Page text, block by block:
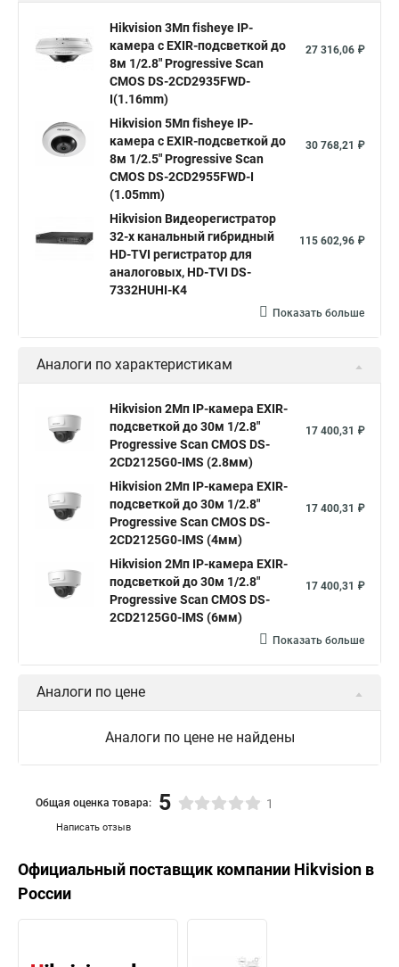
Hikvision купить Hikvision уличная ip камера
Hikvision poe
Hikvision 2 8 mm Hikvision camera Hikvision 2cd1148 i b
Видеонаблюдение Ip видеокамеры
Hikvision 2cd2142fwd
Hikvision ds 2cd1148 hikvision ds 2cd1148 i b
hikvision ds 2cd2042wd i Видеокамера hikvision
Видеокамеры hikvision ds
Камера Hikvision ds 2ce16d8t
Видеокамера hikvision hiwatch
Камера Hikvision ds 2cd2442fwd
Уличная камера Hikvision ip camera
Hikvision поворотная камера Hikvision купольная
Нikvision микрофон Hikvision поворотная
Hikvision порты
Hikvision 3Мп fisheye IP-
камера c EXIR-подсветкой до
8м 1/2.8" Progressive Scan
CMOS DS-2CD2935FWD-
I(1.16mm)
27 316,06 ₽
Hikvision 5Мп fisheye IP-
камера c EXIR-подсветкой до
8м 1/2.5" Progressive Scan
CMOS DS-2CD2955FWD-I
(1.05mm)
30 768,21 ₽
Hikvision Видеорегистратор
32-х канальный гибридный
HD-TVI регистратор для
аналоговых, HD-TVI DS-
7332HUHI-K4
115 602,96 ₽
Показать больше
Аналоги по характеристикам
Hikvision 2Мп IP-камера EXIR-
подсветкой до 30м 1/2.8"
Progressive Scan CMOS DS-
2CD2125G0-IMS (2.8мм)
17 400,31 ₽
Hikvision 2Мп IP-камера EXIR-
подсветкой до 30м 1/2.8"
Progressive Scan CMOS DS-
2CD2125G0-IMS (4мм)
17 400,31 ₽
Hikvision 2Мп IP-камера EXIR-
подсветкой до 30м 1/2.8"
Progressive Scan CMOS DS-
2CD2125G0-IMS (6мм)
17 400,31 ₽
Показать больше
Аналоги по цене
Аналоги по цене не найдены
Написать отзыв
Общая оценка товара: 5 1
Официальный поставщик компании Hikvision в
России